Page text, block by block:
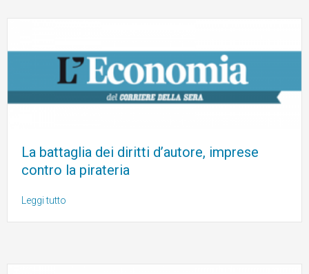
La battaglia dei diritti d’autore, imprese
contro la pirateria
Leggi tutto